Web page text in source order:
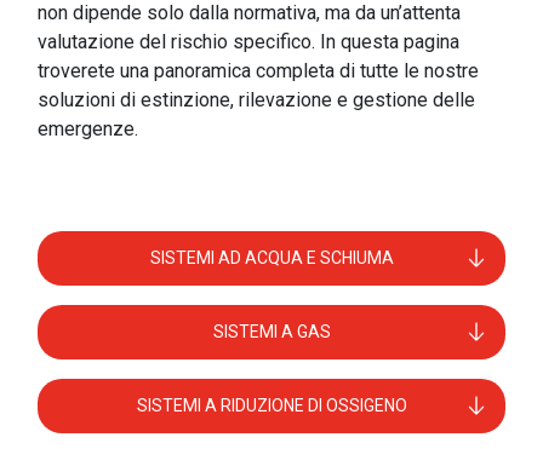
non dipende solo dalla normativa, ma da un’attenta
valutazione del rischio specifico. In questa pagina
troverete una panoramica completa di tutte le nostre
soluzioni di estinzione, rilevazione e gestione delle
emergenze.
SISTEMI AD ACQUA E SCHIUMA
SISTEMI A GAS
SISTEMI A RIDUZIONE DI OSSIGENO